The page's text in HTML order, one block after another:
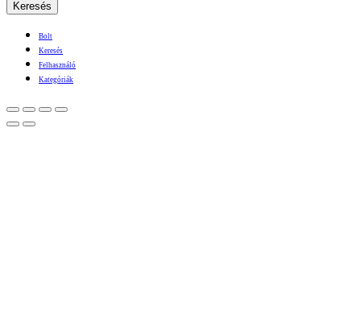
Keresés
Bolt
Keresés
Felhasználó
Kategóriák